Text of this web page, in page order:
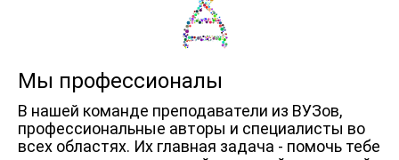
Мы профессионалы
В нашей команде преподаватели из ВУЗов,
профессиональные авторы и специалисты во
всех областях. Их главная задача - помочь тебе